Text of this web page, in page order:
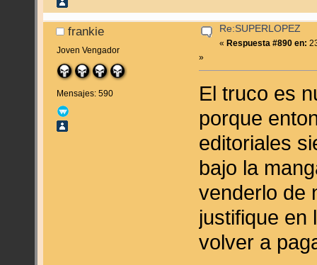
frankie
Joven Vengador
Mensajes: 590
Re:SUPERLOPEZ
«Respuesta #890 en:
»
El truco es
porque
editoriales
bajo la
venderlo de
justifique en
volver a